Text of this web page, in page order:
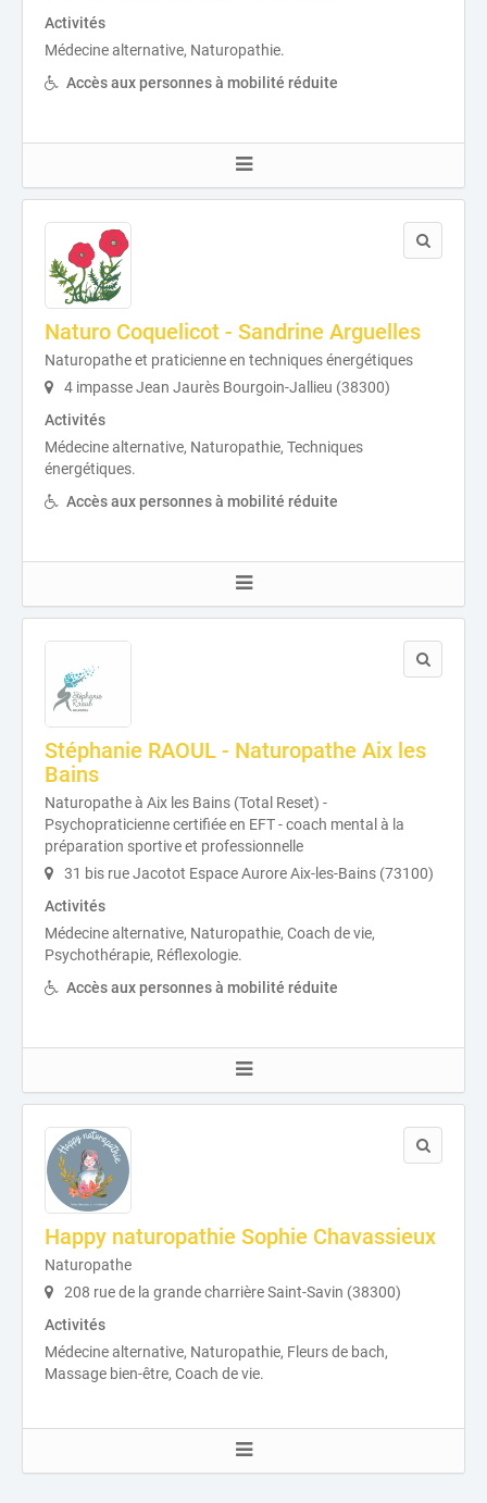
Activités
Médecine alternative, Naturopathie.
Accès aux personnes à mobilité réduite
Naturo Coquelicot - Sandrine Arguelles
Naturopathe et praticienne en techniques énergétiques
4 impasse Jean Jaurès Bourgoin-Jallieu (38300)
Activités
Médecine alternative, Naturopathie, Techniques
énergétiques.
Accès aux personnes à mobilité réduite
Stéphanie RAOUL - Naturopathe Aix les
Bains
Naturopathe à Aix les Bains (Total Reset) -
Psychopraticienne certifiée en EFT - coach mental à la
préparation sportive et professionnelle
31 bis rue Jacotot Espace Aurore Aix-les-Bains (73100)
Activités
Médecine alternative, Naturopathie, Coach de vie,
Psychothérapie, Réflexologie.
Accès aux personnes à mobilité réduite
Happy naturopathie Sophie Chavassieux
Naturopathe
208 rue de la grande charrière Saint-Savin (38300)
Activités
Médecine alternative, Naturopathie, Fleurs de bach,
Massage bien-être, Coach de vie.